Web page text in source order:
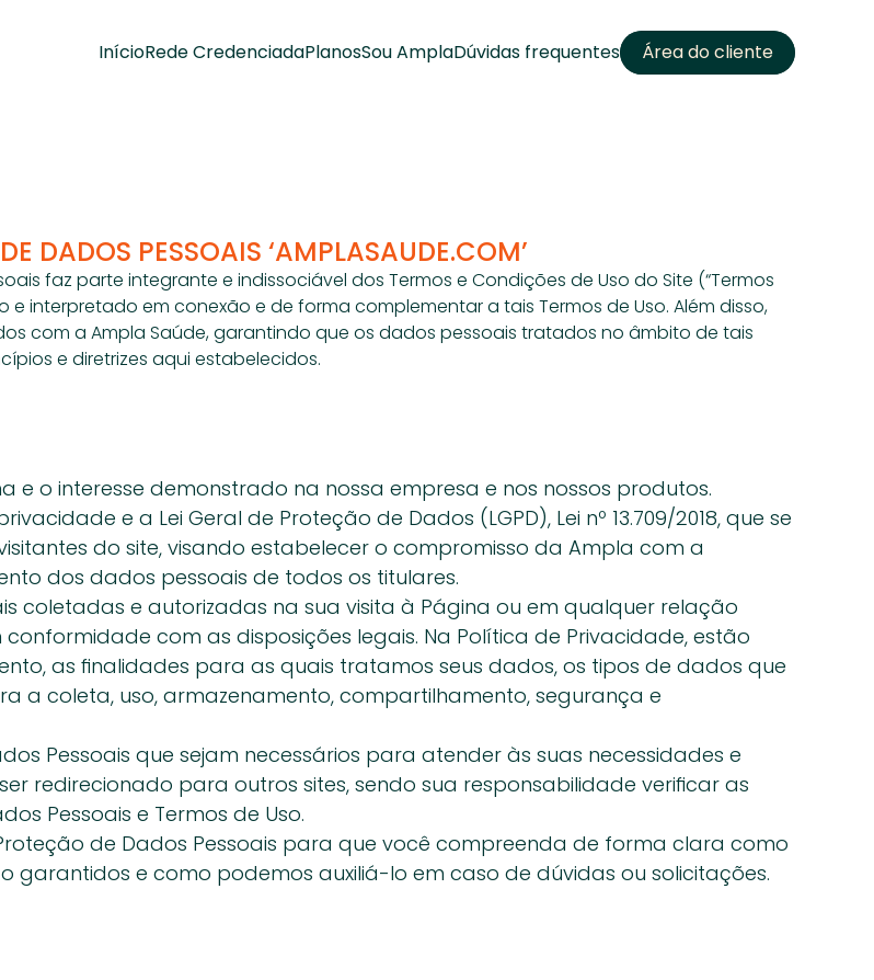
InícioRede CredenciadaPlanosSou AmplaDúvidas frequentes Área do cliente
DADOS PESSOAIS ‘AMPLASAUDE.COM’
faz parte integrante e indissociável dos Termos e Condições de Uso do Site (“Termos
e interpretado em conexão e de forma complementar a tais Termos de Uso. Além disso,
com a Ampla Saúde, garantindo que os dados pessoais tratados no âmbito de tais
e diretrizes aqui estabelecidos.
e o interesse demonstrado na nossa empresa e nos nossos produtos.
e a Lei Geral de Proteção de Dados (LGPD), Lei nº 13.709/2018, que se
do site, visando estabelecer o compromisso da Ampla com a
dos dados pessoais de todos os titulares.
coletadas e autorizadas na sua visita à Página ou em qualquer relação
com as disposições legais. Na Política de Privacidade, estão
as finalidades para as quais tratamos seus dados, os tipos de dados que
coleta, uso, armazenamento, compartilhamento, segurança e
Pessoais que sejam necessários para atender às suas necessidades e
redirecionado para outros sites, sendo sua responsabilidade verificar as
Pessoais e Termos de Uso.
de Dados Pessoais para que você compreenda de forma clara como
garantidos e como podemos auxiliá-lo em caso de dúvidas ou solicitações.